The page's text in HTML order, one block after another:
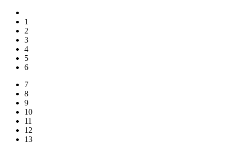
1
2
3
4
5
6
7
8
9
10
11
12
13